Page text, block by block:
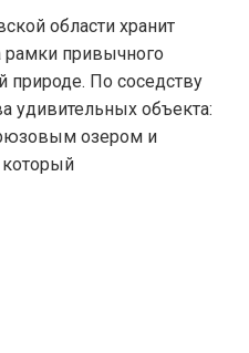
области хранит
рамки привычного
природе. По соседству
удивительных объекта:
озером и